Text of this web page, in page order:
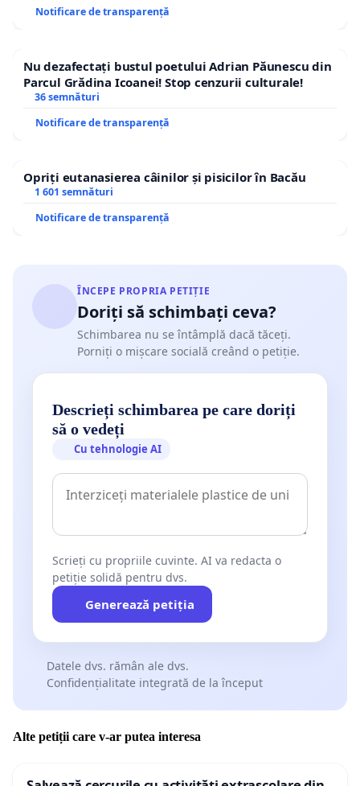
Notificare de transparență
Nu dezafectați bustul poetului Adrian Păunescu din
Parcul Grădina Icoanei! Stop cenzurii culturale!
36 semnături
Notificare de transparență
Opriți eutanasierea câinilor și pisicilor în Bacău
1 601 semnături
Notificare de transparență
ÎNCEPE PROPRIA PETIȚIE
Doriți să schimbați ceva?
Schimbarea nu se întâmplă dacă tăceți.
Porniți o mișcare socială creând o petiție.
Descrieți schimbarea pe care doriți
să o vedeți
Cu tehnologie AI
Scrieți cu propriile cuvinte. AI va redacta o
petiție solidă pentru dvs.
Generează petiția
Datele dvs. rămân ale dvs.
Confidențialitate integrată de la început
Alte petiții care v-ar putea interesa